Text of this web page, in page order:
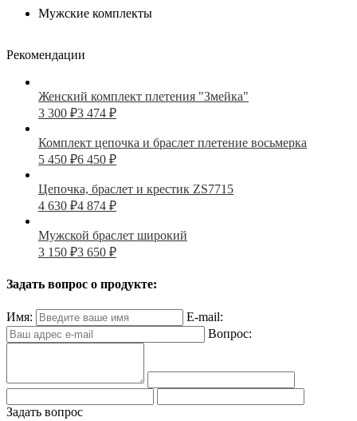
Мужские комплекты
Рекомендации
Женский комплект плетения "Змейка"
3 300 ₽3 474 ₽
Комплект цепочка и браслет плетение восьмерка
5 450 ₽6 450 ₽
Цепочка, браслет и крестик ZS7715
4 630 ₽4 874 ₽
Мужской браслет широкий
3 150 ₽3 650 ₽
Задать вопрос о продукте:
Имя:
E-mail:
Вопрос:
Задать вопрос